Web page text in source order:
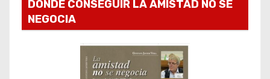
DONDE CONSEGUIR LA AMISTAD NO SE
NEGOCIA